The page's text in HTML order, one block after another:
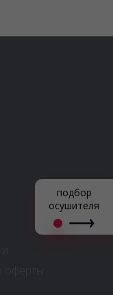
подбор
осушителя